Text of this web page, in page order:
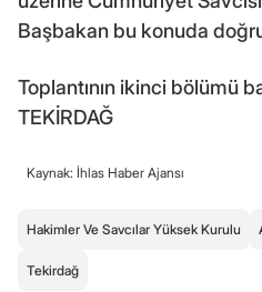
Başbakan bu konuda
Toplantının ikinci bölümü
TEKİRDAĞ
Kaynak: İhlas Haber Ajansı
Hakimler Ve Savcılar Yüksek Kurulu
Tekirdağ